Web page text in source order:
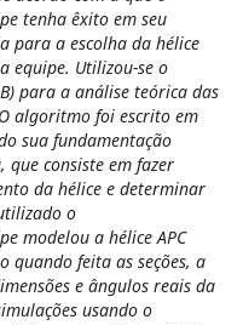
tenha êxito em seu
para a escolha da hélice
equipe. Utilizou-se o
para a análise teórica das
algoritmo foi escrito em
sua fundamentação
que consiste em fazer
da hélice e determinar
o
modelou a hélice APC
quando feita as seções, a
e ângulos reais da
usando o